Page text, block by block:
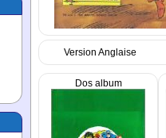
Version Anglaise
Dos album